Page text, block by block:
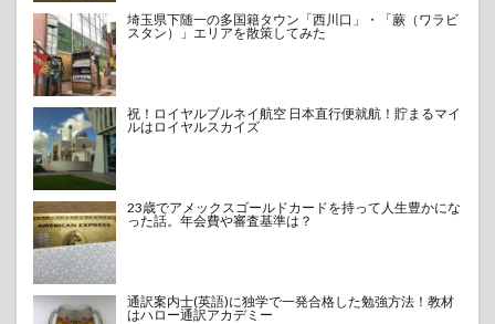
埼玉県下随一の多国籍タウン「西川口」・「蕨（ワラビ
スタン）」エリアを散策してみた
祝！ロイヤルブルネイ航空 日本直行便就航！貯まるマイ
ルはロイヤルスカイズ
23歳でアメックスゴールドカードを持って人生豊かにな
った話。年会費や審査基準は？
通訳案内士(英語)に独学で一発合格した勉強方法！教材
はハロー通訳アカデミー